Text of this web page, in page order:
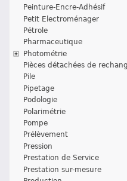
Peinture-Encre-Adhésif
Petit Electroménager
Pétrole
Pharmaceutique
Photométrie
Pièces détachées de
Pile
Pipetage
Podologie
Polarimétrie
Pompe
Prélèvement
Pression
Prestation de Service
Prestation sur-mesure